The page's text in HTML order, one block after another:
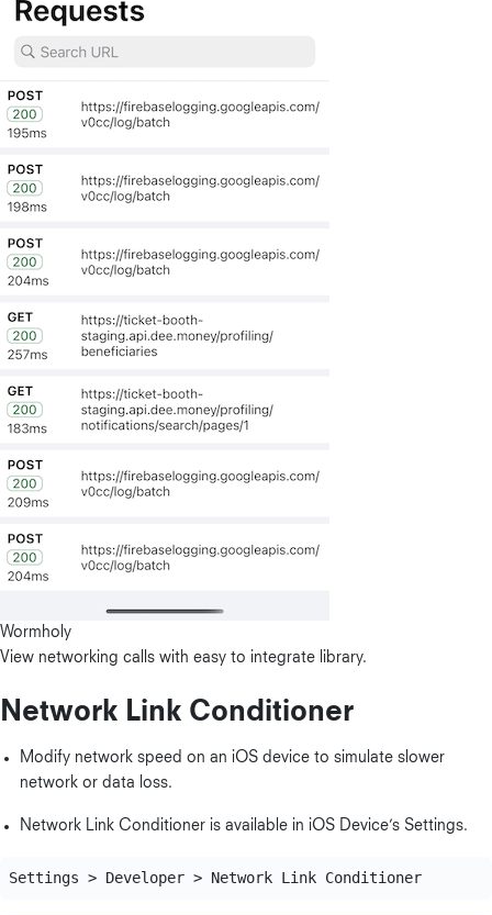
Wormholy
View networking calls with easy to integrate library.
Network Link Conditioner
Modify network speed on an iOS device to simulate slower
network or data loss.
Network Link Conditioner is available in iOS Device’s Settings.